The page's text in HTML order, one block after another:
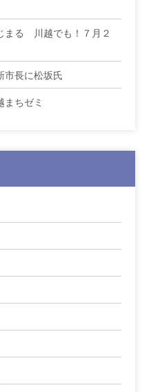
まる 川越でも！７月２
長に松坂氏
まちゼミ